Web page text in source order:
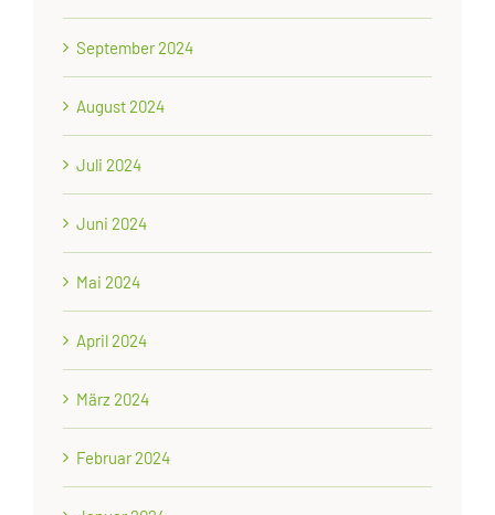
September 2024
August 2024
Juli 2024
Juni 2024
Mai 2024
April 2024
März 2024
Februar 2024